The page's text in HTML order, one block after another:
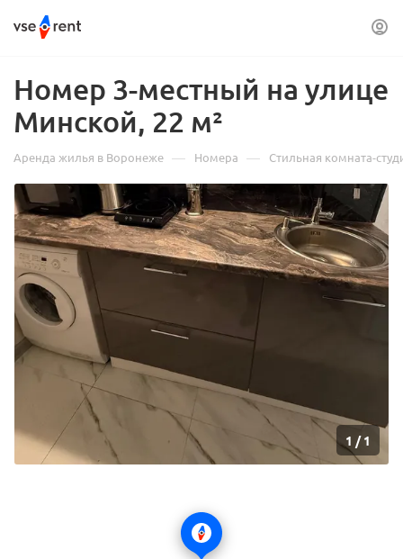
Номер 3-местный на улице
Минской, 22 м²
Аренда жилья в Воронеже — Номера — Стильная комната-
1 /1